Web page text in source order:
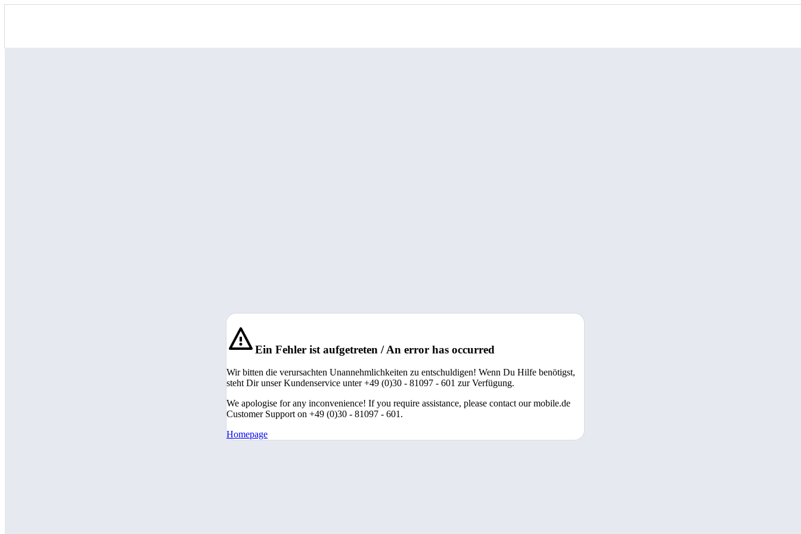
Ein Fehler ist aufgetreten / An error has occurred
Wir bitten die verursachten Unannehmlichkeiten zu entschuldigen! Wenn Du Hilfe benötigst,
steht Dir unser Kundenservice unter +49 (0)30 - 81097 - 601 zur Verfügung.
We apologise for any inconvenience! If you require assistance, please contact our mobile.de
Customer Support on +49 (0)30 - 81097 - 601.
Homepage